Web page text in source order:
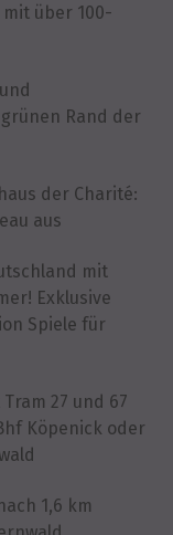
über 100-
Rand der
der Charité:
aus
mit
Exklusive
Spiele für
27 und 67
Köpenick oder
1,6 km